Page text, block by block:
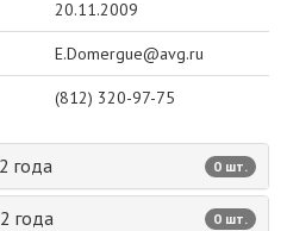
20.11.2009
E.Domergue@avg.ru
(812) 320-97-75
года 0 шт.
года 0 шт.